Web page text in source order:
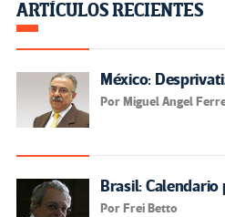
ARTÍCULOS RECIENTES
México:
Por Miguel Angel
Brasil:
Por Frei Betto